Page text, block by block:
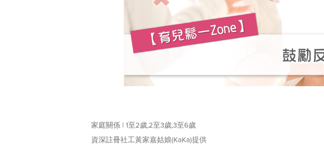
家庭關係 | 1至2歲,2至3歲,3至6歲
資深註冊社工黃家嘉姑娘(KaKa)提供